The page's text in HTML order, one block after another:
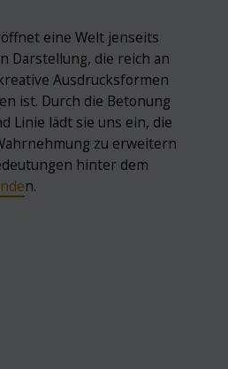
eine Welt jenseits
Darstellung, die reich an
Ausdrucksformen
ist. Durch die Betonung
Linie lädt sie uns ein, die
zu erweitern
hinter dem
n.